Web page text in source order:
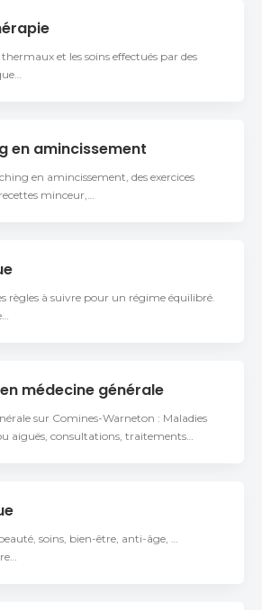
et les soins effectués par des
en amincissement
en amincissement, des exercices
minceur,…
règles à suivre pour un régime équilibré.
médecine générale
sur Comines-Warneton : Maladies
aiguës, consultations, traitements…
soins, bien-être, anti-âge, …